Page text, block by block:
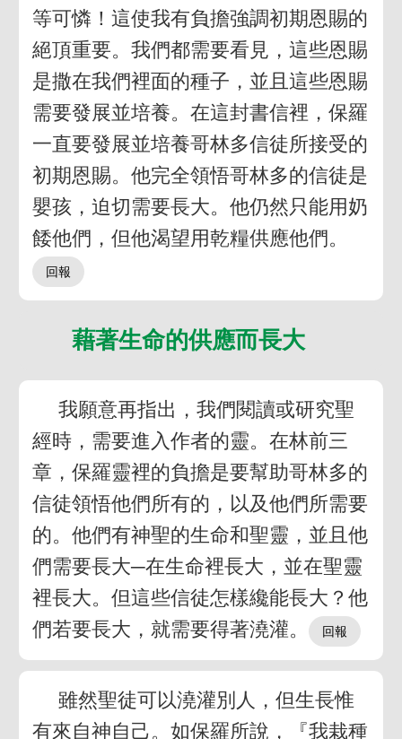
等可憐！這使我有負擔強調初期恩賜的
絕頂重要。我們都需要看見，這些恩賜
是撒在我們裡面的種子，並且這些恩賜
需要發展並培養。在這封書信裡，保羅
一直要發展並培養哥林多信徒所接受的
初期恩賜。他完全領悟哥林多的信徒是
嬰孩，迫切需要長大。他仍然只能用奶
餧他們，但他渴望用乾糧供應他們。
藉著生命的供應而長大
我願意再指出，我們閱讀或研究聖
經時，需要進入作者的靈。在林前三
章，保羅靈裡的負擔是要幫助哥林多的
信徒領悟他們所有的，以及他們所需要
的。他們有神聖的生命和聖靈，並且他
們需要長大─在生命裡長大，並在聖靈
裡長大。但這些信徒怎樣纔能長大？他
們若要長大，就需要得著澆灌。
雖然聖徒可以澆灌別人，但生長惟
有來自神自己。如保羅所說，『我栽種